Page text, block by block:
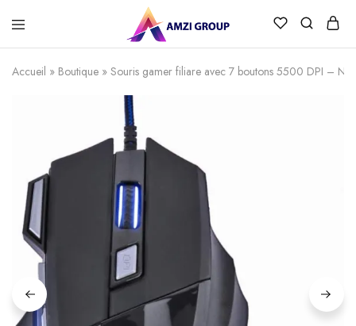
Accueil » Boutique » Souris gamer filiare avec 7 boutons 5500 DPI –